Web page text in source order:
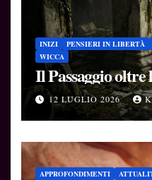
INIZI PENSIERI IN LIBERTÀ
WICCA
Il Passaggio oltre
12 LUGLIO 2026
APPROFONDIMENTI